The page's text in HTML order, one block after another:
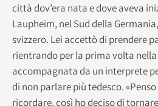
città dov’era nata e dove aveva
Laupheim, nel Sud della
svizzero. Lei accettò di prendere
rientrando per la prima volta
accompagnata da un interprete
di non parlare più tedesco.
ricordare, così ho deciso di